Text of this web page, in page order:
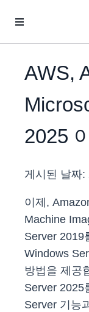
AWS,
2025
게시된 날짜:
이제,
Machine
Server 2019
Windows
방법을 제공
Server 2025
Server 기능